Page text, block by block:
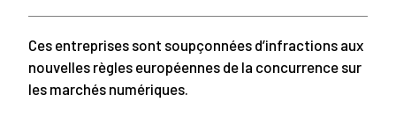
Ces entreprises sont soupçonnées d’infractions aux
nouvelles règles européennes de la concurrence sur
les marchés numériques.